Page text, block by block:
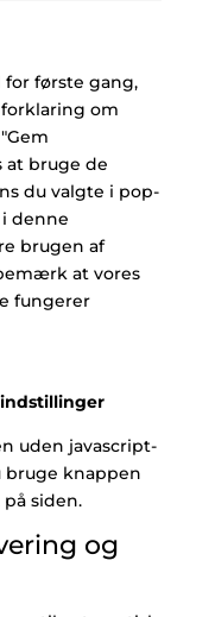
for første gang,
om
at bruge de
du valgte i pop-
denne
brugen af
at vores
fungerer
uden javascript-
bruge knappen
siden.
og